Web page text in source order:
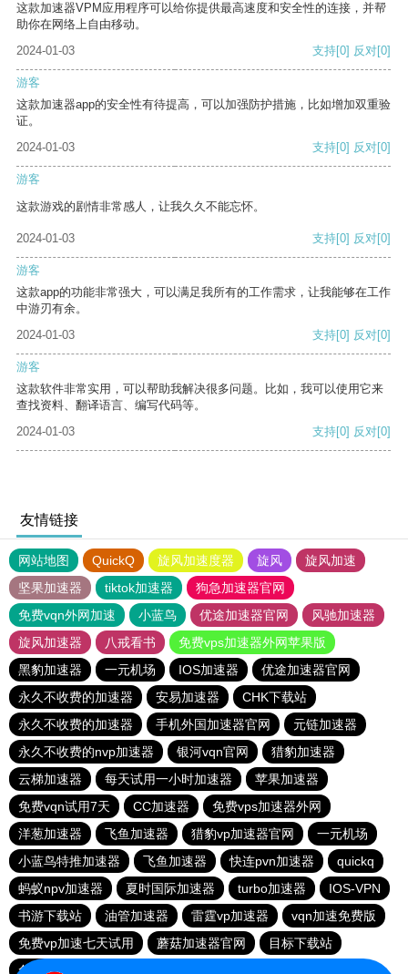
这款加速器VPM应用程序可以给你提供最高速度和安全性的连接，并帮
助你在网络上自由移动。
2024-01-03
支持[0] 反对[0]
游客
这款加速器app的安全性有待提高，可以加强防护措施，比如增加双重验
证。
2024-01-03
支持[0] 反对[0]
游客
这款游戏的剧情非常感人，让我久久不能忘怀。
2024-01-03 支持[0] 反对[0]
游客
这款app的功能非常强大，可以满足我所有的工作需求，让我能够在工作
中游刃有余。
2024-01-03
支持[0] 反对[0]
游客
这款软件非常实用，可以帮助我解决很多问题。比如，我可以使用它来
查找资料、翻译语言、编写代码等。
2024-01-03
支持[0] 反对[0]
友情链接
网站地图 QuickQ 旋风加速度器 旋风
旋风加速
坚果加速器
tiktok加速器
狗急加速器官网
免费vqn外网加速
小蓝鸟 优途加速器官网
风驰加速器
旋风加速器
八戒看书
免费vps加速器外网苹果版
黑豹加速器
一元机场 IOS加速器
优途加速器官网
永久不收费的加速器
安易加速器
CHK下载站
永久不收费的加速器
手机外国加速器官网
元链加速器
永久不收费的nvp加速器
银河vqn官网
猎豹加速器
云梯加速器
每天试用一小时加速器
苹果加速器
免费vqn试用7天
CC加速器
免费vps加速器外网
洋葱加速器
飞鱼加速器 猎豹vp加速器官网
一元机场
小蓝鸟特推加速器
飞鱼加速器 快连pvn加速器
quickq
蚂蚁npv加速器
夏时国际加速器 turbo加速器
IOS-VPN
书游下载站
油管加速器 雷霆vp加速器
vqn加速免费版
免费vp加速七天试用
蘑菇加速器官网
目标下载站
免费vp试用24小时